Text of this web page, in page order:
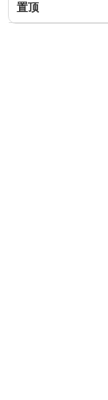
置顶